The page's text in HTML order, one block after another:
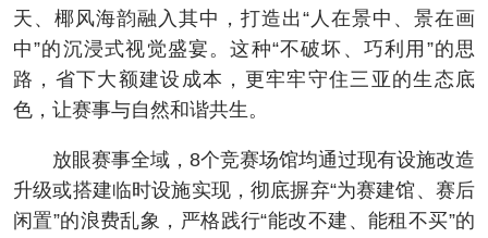
天、椰风海韵融入其中，打造出“人在景中、景在画
中”的沉浸式视觉盛宴。这种“不破坏、巧利用”的思
路，省下大额建设成本，更牢牢守住三亚的生态底
色，让赛事与自然和谐共生。
放眼赛事全域，8个竞赛场馆均通过现有设施改造
升级或搭建临时设施实现，彻底摒弃“为赛建馆、赛后
闲置”的浪费乱象，严格践行“能改不建、能租不买”的